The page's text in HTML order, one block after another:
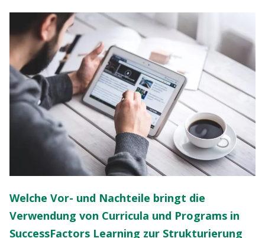
Welche Vor- und Nachteile bringt die
Verwendung von Curricula und Programs in
SuccessFactors Learning zur Strukturierung